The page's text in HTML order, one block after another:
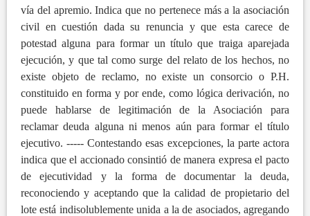
vía del apremio. Indica que no pertenece más a la asociación
civil en cuestión dada su renuncia y que esta carece de
potestad alguna para formar un título que traiga aparejada
ejecución, y que tal como surge del relato de los hechos, no
existe objeto de reclamo, no existe un consorcio o P.H.
constituido en forma y por ende, como lógica derivación, no
puede hablarse de legitimación de la Asociación para
reclamar deuda alguna ni menos aún para formar el título
ejecutivo. ----- Contestando esas excepciones, la parte actora
indica que el accionado consintió de manera expresa el pacto
de ejecutividad y la forma de documentar la deuda,
reconociendo y aceptando que la calidad de propietario del
lote está indisolublemente unida a la de asociados, agregando